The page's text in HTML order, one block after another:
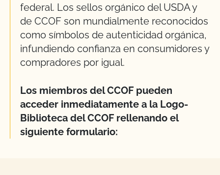
federal. Los sellos orgánico del USDA y
de CCOF son mundialmente reconocidos
como símbolos de autenticidad orgánica,
infundiendo confianza en consumidores y
compradores por igual.
Los miembros del CCOF pueden
acceder inmediatamente a la Logo-
Biblioteca del CCOF rellenando el
siguiente formulario: